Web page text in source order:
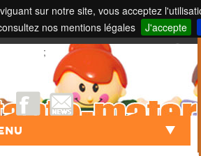
sur notre site, vous acceptez
nos mentions légales
J'accepte
;